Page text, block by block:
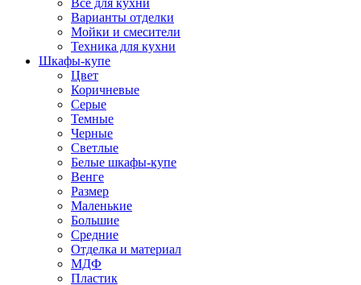
Все для кухни
Варианты отделки
Мойки и смесители
Техника для кухни
Шкафы-купе
Цвет
Коричневые
Серые
Темные
Черные
Светлые
Белые шкафы-купе
Венге
Размер
Маленькие
Большие
Средние
Отделка и материал
МДФ
Пластик